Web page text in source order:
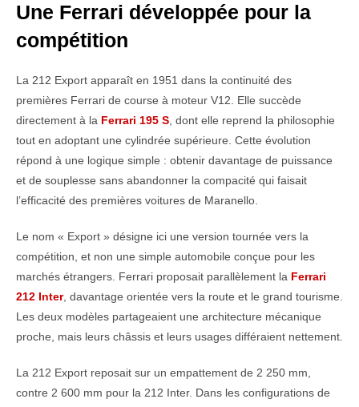
Une Ferrari développée pour la
compétition
La 212 Export apparaît en 1951 dans la continuité des
premières Ferrari de course à moteur V12. Elle succède
directement à la Ferrari 195 S , dont elle reprend la philosophie
tout en adoptant une cylindrée supérieure. Cette évolution
répond à une logique simple : obtenir davantage de puissance
et de souplesse sans abandonner la compacité qui faisait
l’efficacité des premières voitures de Maranello.
Le nom « Export » désigne ici une version tournée vers la
compétition, et non une simple automobile conçue pour les
marchés étrangers. Ferrari proposait parallèlement la Ferrari
212 Inter, davantage orientée vers la route et le grand tourisme.
Les deux modèles partageaient une architecture mécanique
proche, mais leurs châssis et leurs usages différaient nettement.
La 212 Export reposait sur un empattement de 2 250 mm,
contre 2 600 mm pour la 212 Inter. Dans les configurations de